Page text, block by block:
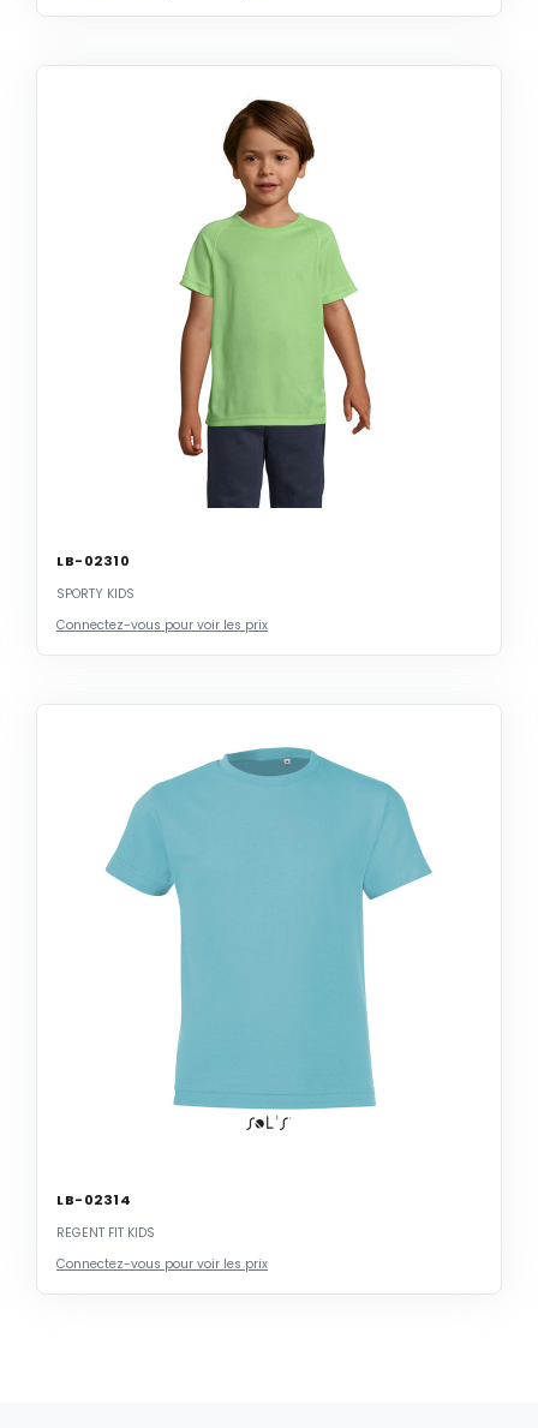
LB-02310
SPORTY KIDS
Connectez-vous pour voir les prix
LB-02314
REGENT FIT KIDS
Connectez-vous pour voir les prix